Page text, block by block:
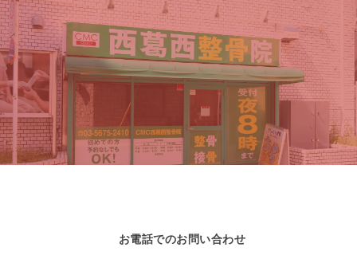
お電話でのお問い合わせ